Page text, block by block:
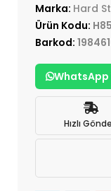
Marka: Hard
Ürün Kodu:
Barkod:
WhatsApp
Hızlı